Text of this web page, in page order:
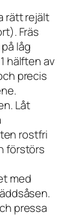
rätt rejält
Fräs
låg
hälften av
precis
Låt
rostfri
förstörs
med
pressa